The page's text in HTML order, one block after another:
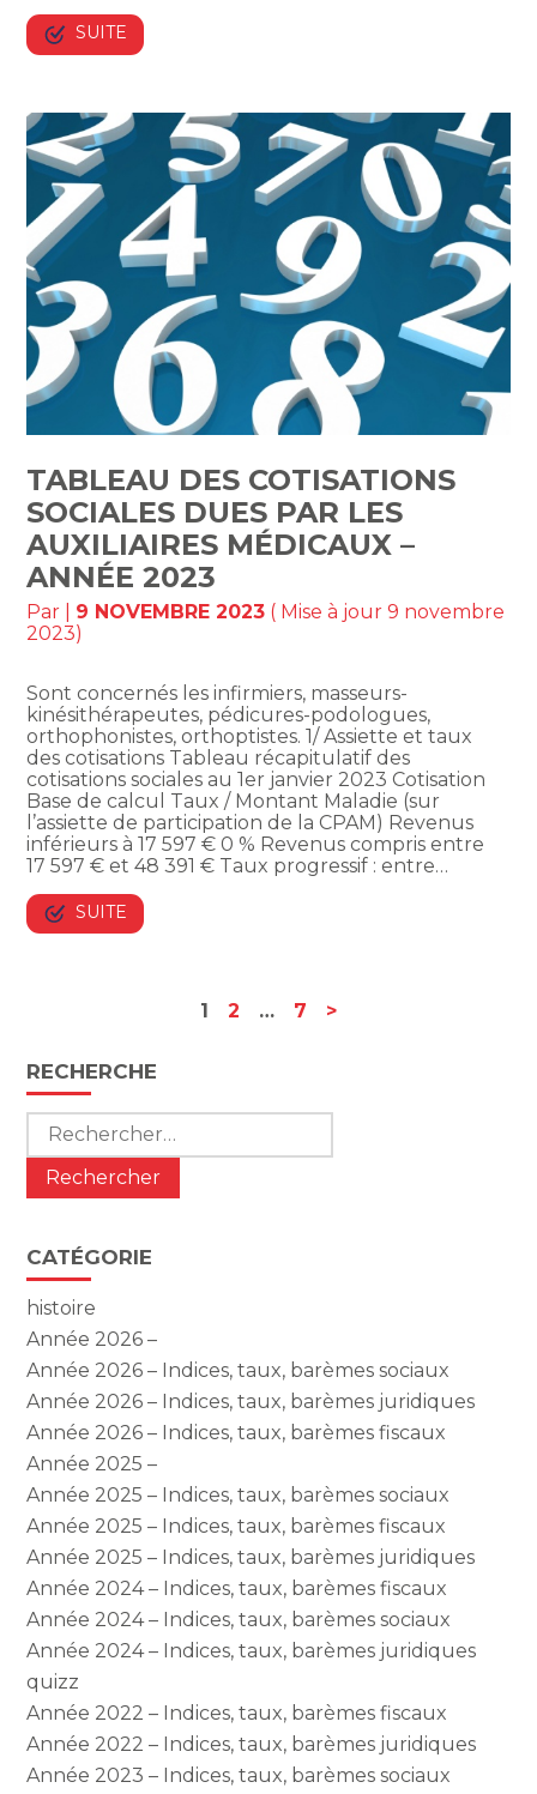
SUITE
TABLEAU DES COTISATIONS
SOCIALES DUES PAR LES
AUXILIAIRES MÉDICAUX –
ANNÉE 2023
Par 9 NOVEMBRE 2023 ( Mise à jour 9 novembre
2023)
Sont concernés les infirmiers, masseurs-
kinésithérapeutes, pédicures-podologues,
orthophonistes, orthoptistes. 1/ Assiette et taux
des cotisations Tableau récapitulatif des
cotisations sociales au 1er janvier 2023 Cotisation
Base de calcul Taux / Montant Maladie (sur
l’assiette de participation de la CPAM) Revenus
inférieurs à 17 597 € 0 % Revenus compris entre
17 597 € et 48 391 € Taux progressif : entre…
SUITE
1 2 … 7 >
Blog
sidebar
RECHERCHE
Rechercher :
CATÉGORIE
histoire
Année 2026 –
Année 2026 – Indices, taux, barèmes sociaux
Année 2026 – Indices, taux, barèmes juridiques
Année 2026 – Indices, taux, barèmes fiscaux
Année 2025 –
Année 2025 – Indices, taux, barèmes sociaux
Année 2025 – Indices, taux, barèmes fiscaux
Année 2025 – Indices, taux, barèmes juridiques
Année 2024 – Indices, taux, barèmes fiscaux
Année 2024 – Indices, taux, barèmes sociaux
Année 2024 – Indices, taux, barèmes juridiques
quizz
Année 2022 – Indices, taux, barèmes fiscaux
Année 2022 – Indices, taux, barèmes juridiques
Année 2023 – Indices, taux, barèmes sociaux